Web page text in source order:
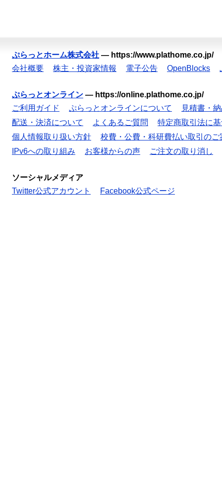
ぷらっとホーム株式会社 — https://www.plathome.co.jp/
会社概要
株主・投資家情報 電子公告 OpenBlocks
ぷらっとオンライン — https://online.plathome.co.jp/
ご利用ガイド
ぷらっとオンラインについて
見積書・
配送・決済について
よくあるご質問
特定商取引法に
個人情報取り扱い方針
校費・公費・科研費払い取引のご
IPv6への取り組み
お客様からの声 ご注文の取り消し
ソーシャルメディア
Twitter公式アカウント
Facebook公式ページ